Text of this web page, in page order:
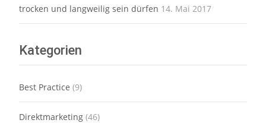
trocken und langweilig sein dürfen 14. Mai 2017
Kategorien
Best Practice (9)
Direktmarketing (46)